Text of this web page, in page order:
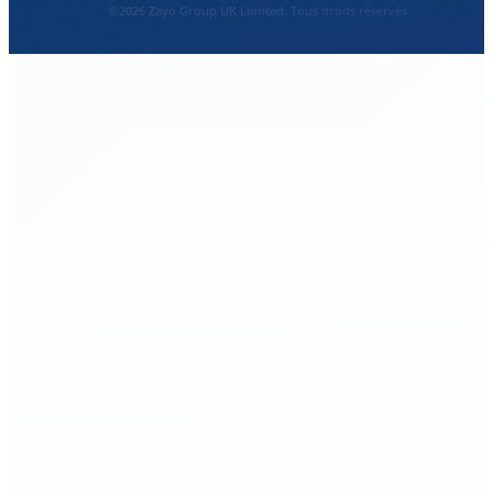
©2026 Zayo Group UK Limited. Tous droits réservés